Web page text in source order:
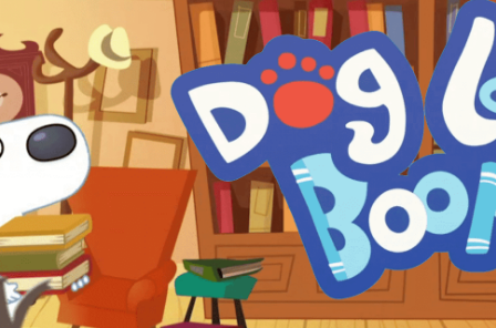
走了他的吉他。埃克托才是米格尔真正的曾曾祖父，他从
未故意抛弃家庭，一直深爱着女儿可可。
阴谋败露，米格尔和埃克托陷入险境。最终在家族亡灵们
的帮助下，真相大白，德拉克鲁兹身败名裂。米格尔带着
对家族历史的新理解返回人间，在曾祖母可可（Mama
Coco，埃克托的女儿）即将遗忘一切前，为她弹唱了
《Remember Me》，唤起了她深藏的记忆，找回了父亲
埃克托的照片。
家族禁令得以解除，音乐重回里维拉家。影片结尾，亡灵
世界的埃克托终于得到供奉，与家人在亡灵节团聚。米格
尔的家族也开始了支持音乐的新传统。